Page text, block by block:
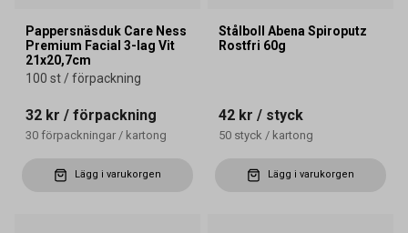
Pappersnäsduk Care Ness
Premium Facial 3-lag Vit
21x20,7cm
100 st / förpackning
32 kr / förpackning
30 förpackningar / kartong
Lägg i varukorgen
Stålboll Abena Spiroputz
Rostfri 60g
42 kr / styck
50 styck / kartong
Lägg i varukorgen